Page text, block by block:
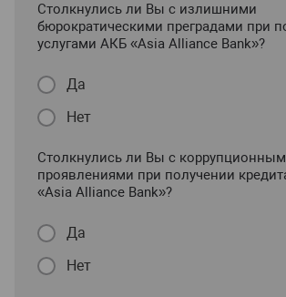
Столкнулись ли Вы с излишними
бюрократическими преградами при
услугами АКБ «Asia Alliance Bank»?
Да
Нет
Столкнулись ли Вы с
проявлениями при получении
«Asia Alliance Bank»?
Да
Нет